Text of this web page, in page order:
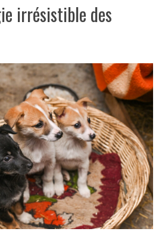
irrésistible des